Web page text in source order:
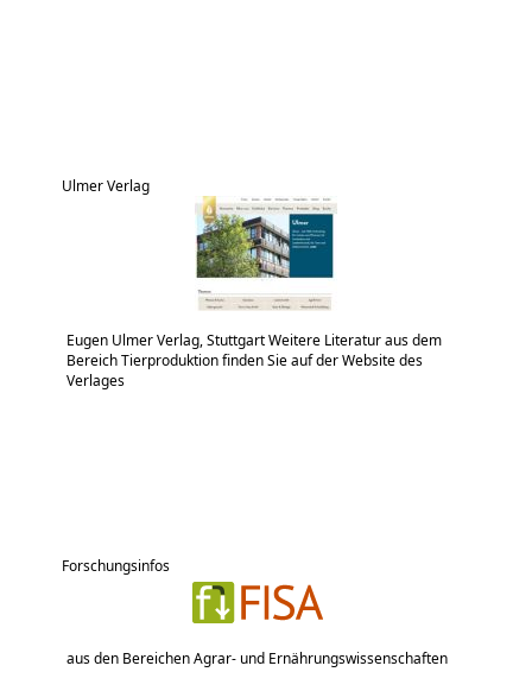
Ulmer Verlag
Eugen Ulmer Verlag, Stuttgart Weitere Literatur aus dem
Bereich Tierproduktion finden Sie auf der Website des
Verlages
Forschungsinfos
aus den Bereichen Agrar- und Ernährungswissenschaften